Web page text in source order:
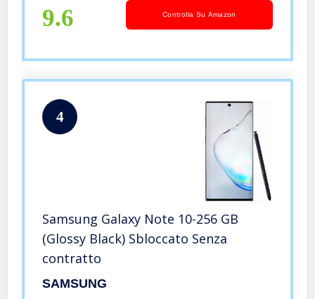
9.6 Controlla Su Amazon
4
Samsung Galaxy Note 10-256 GB
(Glossy Black) Sbloccato Senza
contratto
SAMSUNG